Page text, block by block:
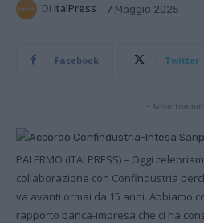
Di ItalPress 7 Maggio 2025
Facebook Twitter
-
PALERMO (ITALPRESS) – Oggi
collaborazione con Confindustria
va avanti ormai da 15 anni. Abbiamo
rapporto banca-impresa che ci ha